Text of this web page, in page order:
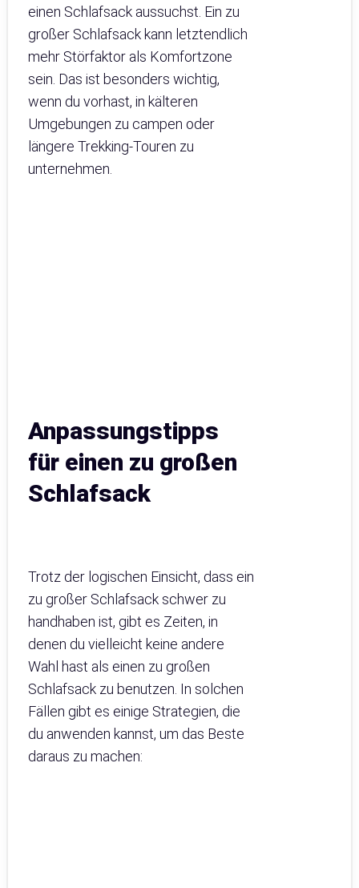
einen Schlafsack aussuchst. Ein zu
großer Schlafsack kann letztendlich
mehr Störfaktor als Komfortzone
sein. Das ist besonders wichtig,
wenn du vorhast, in kälteren
Umgebungen zu campen oder
längere Trekking-Touren zu
unternehmen.
Anpassungstipps
für einen zu großen
Schlafsack
Trotz der logischen Einsicht, dass ein
zu großer Schlafsack schwer zu
handhaben ist, gibt es Zeiten, in
denen du vielleicht keine andere
Wahl hast als einen zu großen
Schlafsack zu benutzen. In solchen
Fällen gibt es einige Strategien, die
du anwenden kannst, um das Beste
daraus zu machen: